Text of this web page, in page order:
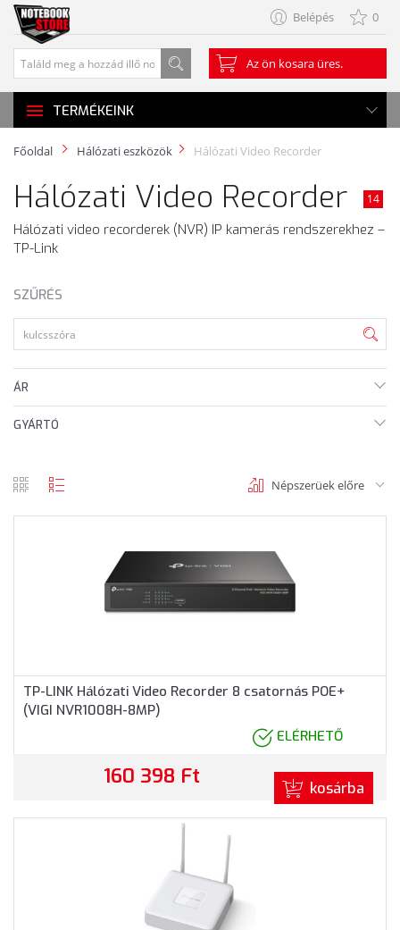
Belépés 0
Az ön kosara üres.
TERMÉKEINK
Főoldal Hálózati eszközök Hálózati Video Recorder
Hálózati Video Recorder 14
Hálózati video recorderek (NVR) IP kamerás rendszerekhez –
TP-Link
SZŰRÉS
ÁR
GYÁRTÓ
Népszerüek előre
TP-LINK Hálózati Video Recorder 8 csatornás POE+
(VIGI NVR1008H-8MP)
ELÉRHETŐ
160 398 Ft kosárba